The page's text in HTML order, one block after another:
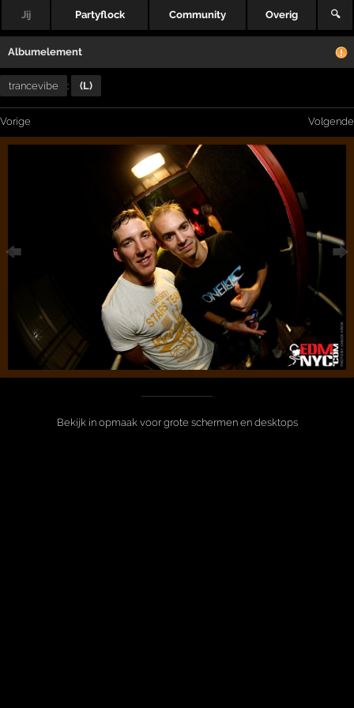
Jij Partyflock Community Overig 🔍
Albumelement
trancevibe : (L)
Vorige Volgende
Bekijk in opmaak voor grote schermen en desktops